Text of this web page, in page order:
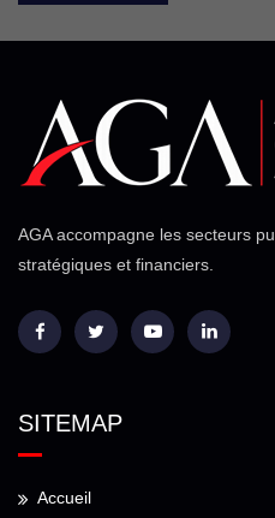
AGA accompagne les secteurs
stratégiques et financiers.
SITEMAP
Accueil